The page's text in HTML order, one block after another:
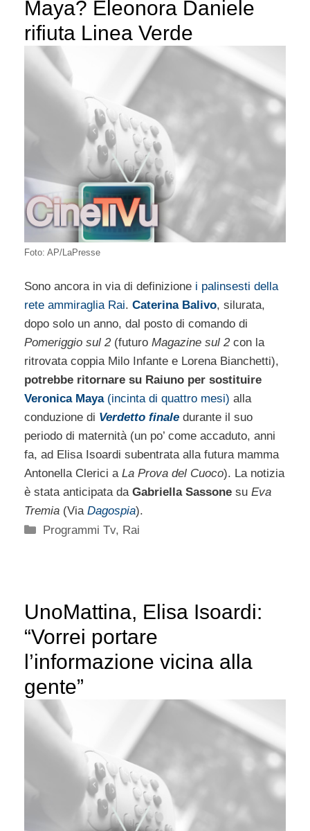
Maya? Eleonora Daniele
rifiuta Linea Verde
Foto: AP/LaPresse
Sono ancora in via di definizione i palinsesti della
rete ammiraglia Rai. Caterina Balivo, silurata,
dopo solo un anno, dal posto di comando di
Pomeriggio sul 2(futuro Magazine sul 2con la
ritrovata coppia Milo Infante e Lorena Bianchetti),
potrebbe ritornare su Raiuno per sostituire
Veronica Maya (incinta di quattro mesi) alla
conduzione di Verdetto finale durante il suo
periodo di maternità (un po’ come accaduto, anni
fa, ad Elisa Isoardi subentrata alla futura mamma
Antonella Clerici a La Prova del Cuoco). La notizia
è stata anticipata da Gabriella Sassone su Eva
Tremia (Via Dagospia).
Categorie
Programmi Tv, Rai
UnoMattina, Elisa Isoardi:
“Vorrei portare
l’informazione vicina alla
gente”